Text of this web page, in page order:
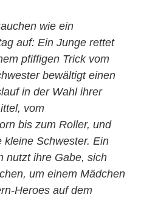
wie ein
auf: Ein Junge rettet
pfiffigen Trick vom
bewältigt einen
in der Wahl ihrer
vom
bis zum Roller, und
kleine Schwester. Ein
nutzt ihre Gabe, sich
um einem Mädchen
Heroes auf dem